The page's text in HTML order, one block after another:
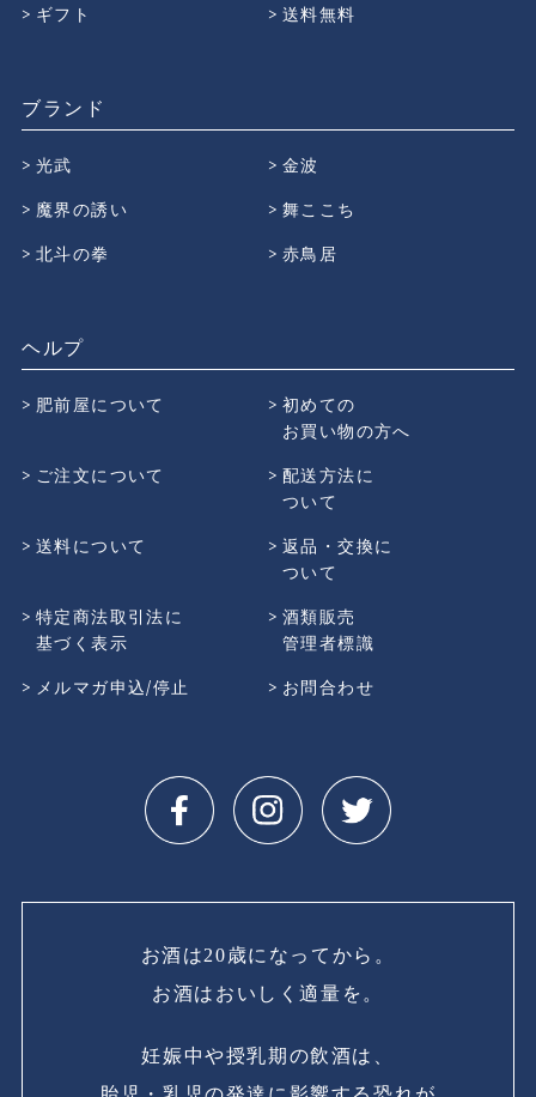
ギフト
送料無料
ブランド
光武
金波
魔界の誘い
舞ここち
北斗の拳
赤鳥居
ヘルプ
肥前屋について
初めての
お買い物の方へ
ご注文について
配送方法に
ついて
送料について
返品・交換に
ついて
特定商法取引法に
基づく表示
酒類販売
管理者標識
メルマガ申込/停止
お問合わせ
お酒は20歳になってから。
お酒はおいしく適量を。
妊娠中や授乳期の飲酒は、